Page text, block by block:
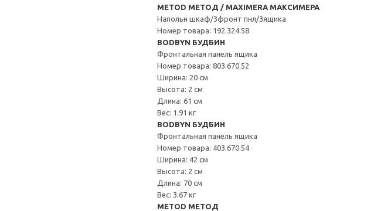
METOD МЕТОД / MAXIMERA МАКСИМЕРА
Напольн шкаф/3фронт пнл/3ящика
Номер товара: 192.324.58
BODBYN БУДБИН
Фронтальная панель ящика
Номер товара: 803.670.52
Ширина: 20 см
Высота: 2 см
Длина: 61 см
Вес: 1.91 кг
BODBYN БУДБИН
Фронтальная панель ящика
Номер товара: 403.670.54
Ширина: 42 см
Высота: 2 см
Длина: 70 см
Вес: 3.67 кг
METOD МЕТОД